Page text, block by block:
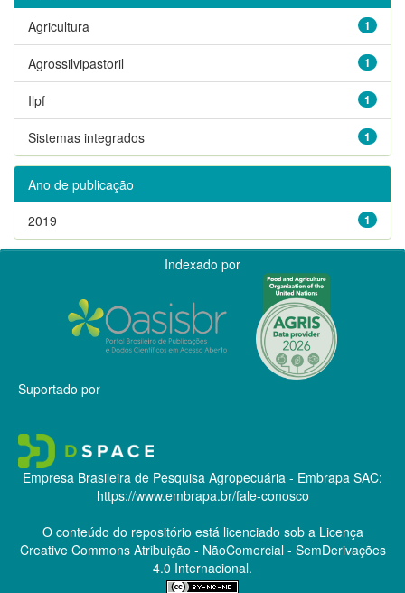
1
Agricultura
1
Agrossilvipastoril
1
Ilpf
1
Sistemas integrados
Ano de publicação
1
2019
Indexado por
Suportado por
Empresa Brasileira de Pesquisa Agropecuária - Embrapa SAC:
https://www.embrapa.br/fale-conosco
O conteúdo do repositório está licenciado sob a Licença
Creative CommonsAtribuição - NãoComercial - SemDerivações
4.0 Internacional.